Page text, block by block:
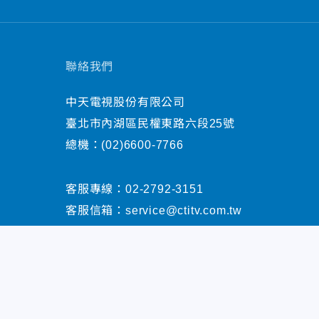
聯絡我們
中天電視股份有限公司
臺北市內湖區民權東路六段25號
總機： (02)6600-7766
客服專線： 02-2792-3151
客服信箱： service@ctitv.com.tw